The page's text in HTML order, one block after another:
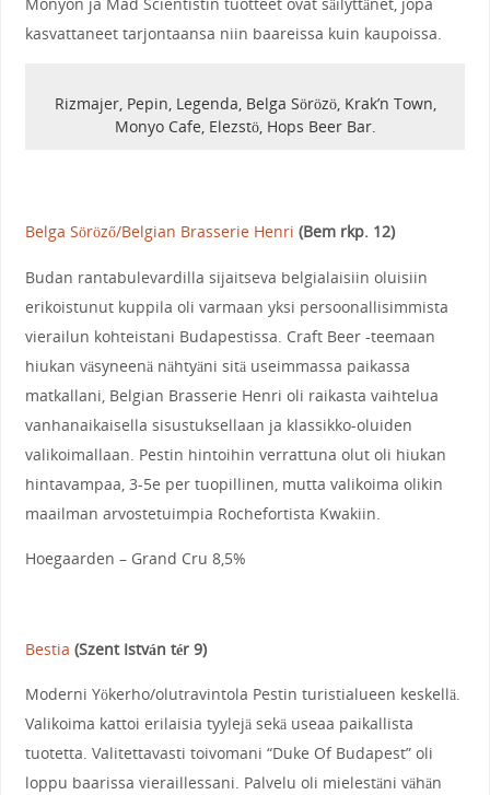
kasvattaneet tarjontaansa niin baareissa kuin kaupoissa.
Rizmajer, Pepin, Legenda, Belga Sörözö, Krak’n Town,
Monyo Cafe, Elezstö, Hops Beer Bar.
Belga Söröző/Belgian Brasserie Henri (Bem rkp. 12)
Budan rantabulevardilla sijaitseva belgialaisiin oluisiin
erikoistunut kuppila oli varmaan yksi persoonallisimmista
vierailun kohteistani Budapestissa. Craft Beer -teemaan
hiukan väsyneenä nähtyäni sitä useimmassa paikassa
matkallani, Belgian Brasserie Henri oli raikasta vaihtelua
vanhanaikaisella sisustuksellaan ja klassikko-oluiden
valikoimallaan. Pestin hintoihin verrattuna olut oli hiukan
hintavampaa, 3-5e per tuopillinen, mutta valikoima olikin
maailman arvostetuimpia Rochefortista Kwakiin.
Hoegaarden – Grand Cru 8,5%
Bestia (Szent István tér 9)
Moderni Yökerho/olutravintola Pestin turistialueen keskellä.
Valikoima kattoi erilaisia tyylejä sekä useaa paikallista
tuotetta. Valitettavasti toivomani “Duke Of Budapest” oli
loppu baarissa vieraillessani. Palvelu oli mielestäni vähän